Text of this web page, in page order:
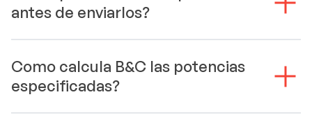
antes de enviarlos?
Como calcula B&C las potencias
especificadas?